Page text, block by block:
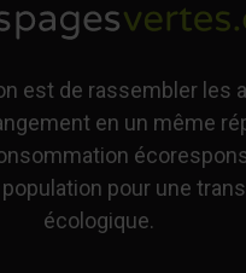
est de rassembler les
en un même
pour une
écologique.